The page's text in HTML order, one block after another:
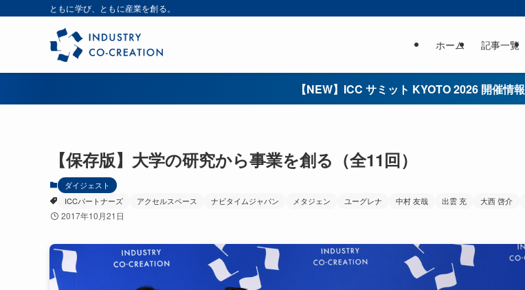
ともに学び、ともに産業を創る。
ホーム 記事一覧
【NEW】ICC サミット KYOTO 2026 開催情報
【保存版】大学の研究から事業を創る（全11回）
ダイジェスト
ICCパートナーズ
アクセルスペース ナビタイムジャパン メタジェン ユーグレナ 中村 友哉 出雲 充 大西 啓介
2017年10月21日